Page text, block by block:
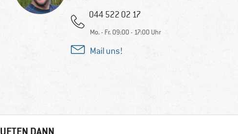
044 522 02 17
Mo. - Fr. 09:00 - 17:00 Uhr
Mail uns!